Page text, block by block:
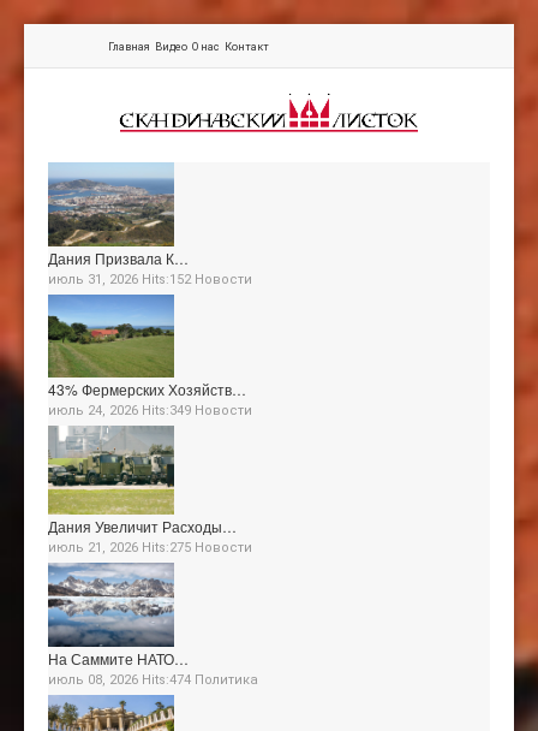
Главная Видео О нас Контакт
Дания Призвала К…
июль 31, 2026 Hits:152 Новости
43% Фермерских Хозяйств…
июль 24, 2026 Hits:349 Новости
Дания Увеличит Расходы…
июль 21, 2026 Hits:275 Новости
На Саммите НАТО…
июль 08, 2026 Hits:474 Политика